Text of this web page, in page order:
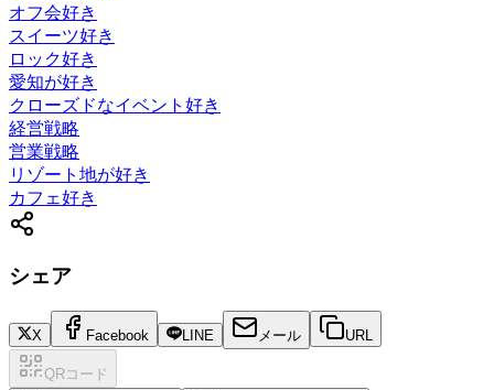
オフ会好き
スイーツ好き
ロック好き
愛知が好き
クローズドなイベント好き
経営戦略
営業戦略
リゾート地が好き
カフェ好き
シェア
X Facebook LINE メール URL
QRコード